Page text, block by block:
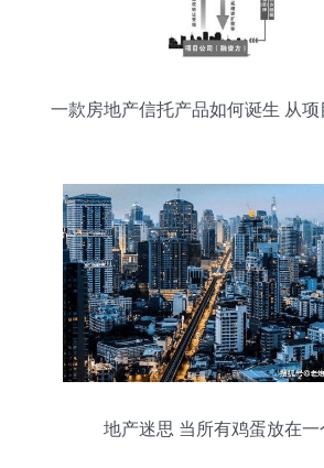
一款房地产信托产品如何诞生 从
地产迷思 当所有鸡蛋放在一